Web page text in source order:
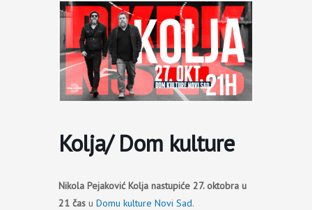
Kolja/ Dom kulture
Nikola Pejaković Kolja nastupiće 27. oktobra u
21 čas u Domu kulture Novi Sad.